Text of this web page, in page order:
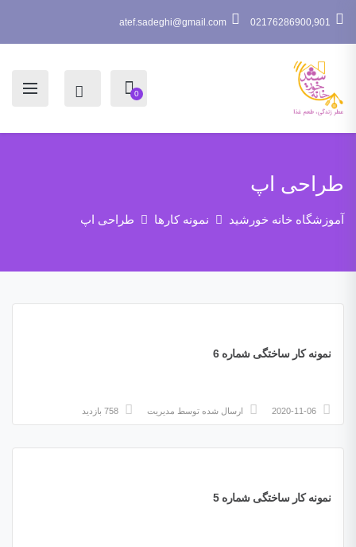
02176286900,901
atef.sadeghi@gmail.com
0
طراحی اپ
آموزشگاه خانه خورشید نمونه کارها طراحی اپ
نمونه کار ساختگی شماره 6
2020-11-06 ارسال شده توسط مدیریت
نمونه کار ساختگی شماره 5